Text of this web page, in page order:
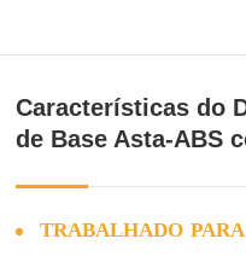
Características do
de Base Asta-ABS
TRABALHADO